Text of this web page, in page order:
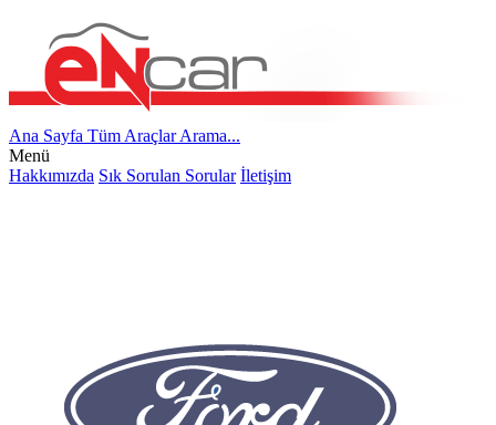
Ana Sayfa Tüm AraçlarArama...
Menü
Hakkımızda Sık Sorulan Sorular İletişim